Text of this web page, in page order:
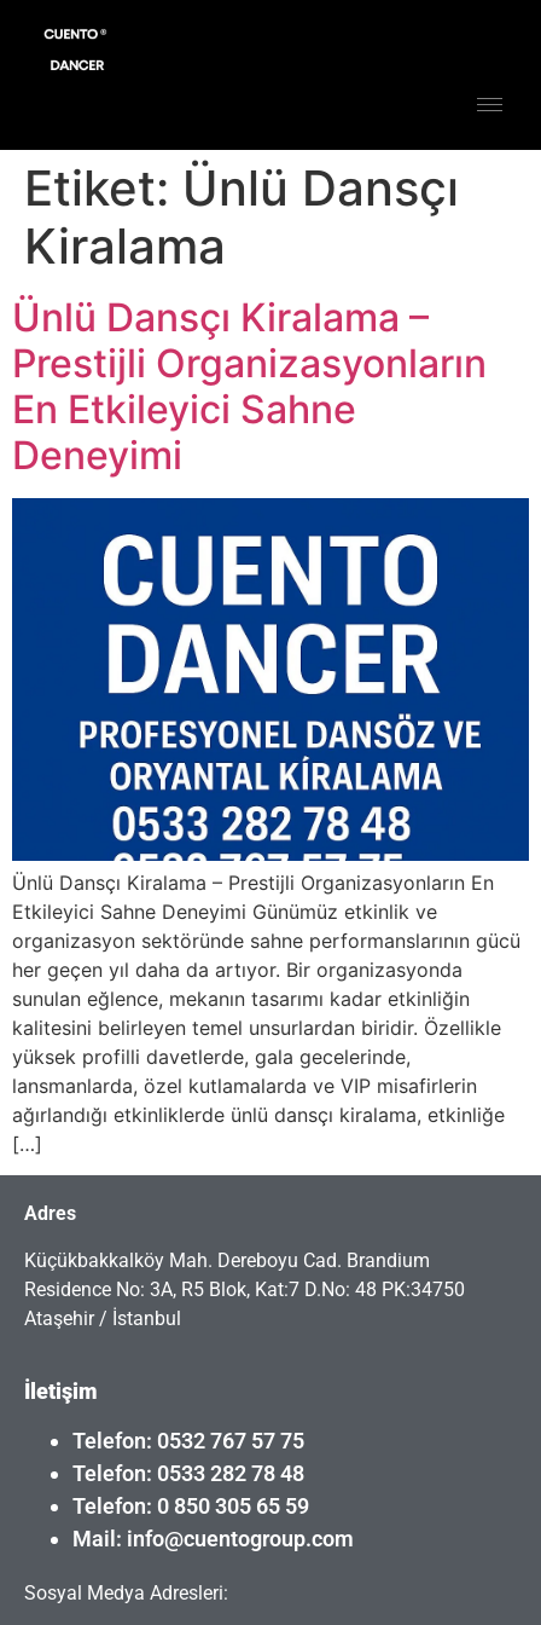
Etiket: Ünlü Dansçı
Kiralama
Ünlü Dansçı Kiralama –
Prestijli Organizasyonların
En Etkileyici Sahne
Deneyimi
Ünlü Dansçı Kiralama – Prestijli Organizasyonların En
Etkileyici Sahne Deneyimi Günümüz etkinlik ve
organizasyon sektöründe sahne performanslarının gücü
her geçen yıl daha da artıyor. Bir organizasyonda
sunulan eğlence, mekanın tasarımı kadar etkinliğin
kalitesini belirleyen temel unsurlardan biridir. Özellikle
yüksek profilli davetlerde, gala gecelerinde,
lansmanlarda, özel kutlamalarda ve VIP misafirlerin
ağırlandığı etkinliklerde ünlü dansçı kiralama, etkinliğe
[…]
Adres
Küçükbakkalköy Mah. Dereboyu Cad. Brandium
Residence No: 3A, R5 Blok, Kat:7 D.No: 48 PK:34750
Ataşehir / İstanbul
İletişim
Telefon: 0532 767 57 75
Telefon: 0533 282 78 48
Telefon: 0 850 305 65 59
Mail: info@cuentogroup.com
Sosyal Medya Adresleri: